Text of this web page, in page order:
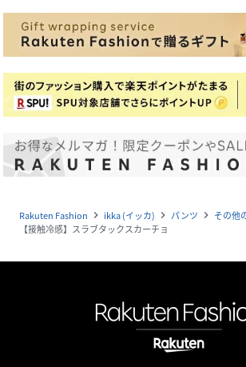
Rakuten Fashion navigate_next ikka (イッカ) navigate_next パンツ navigate_next その他
【接触冷感】スラブタックスカーチョ